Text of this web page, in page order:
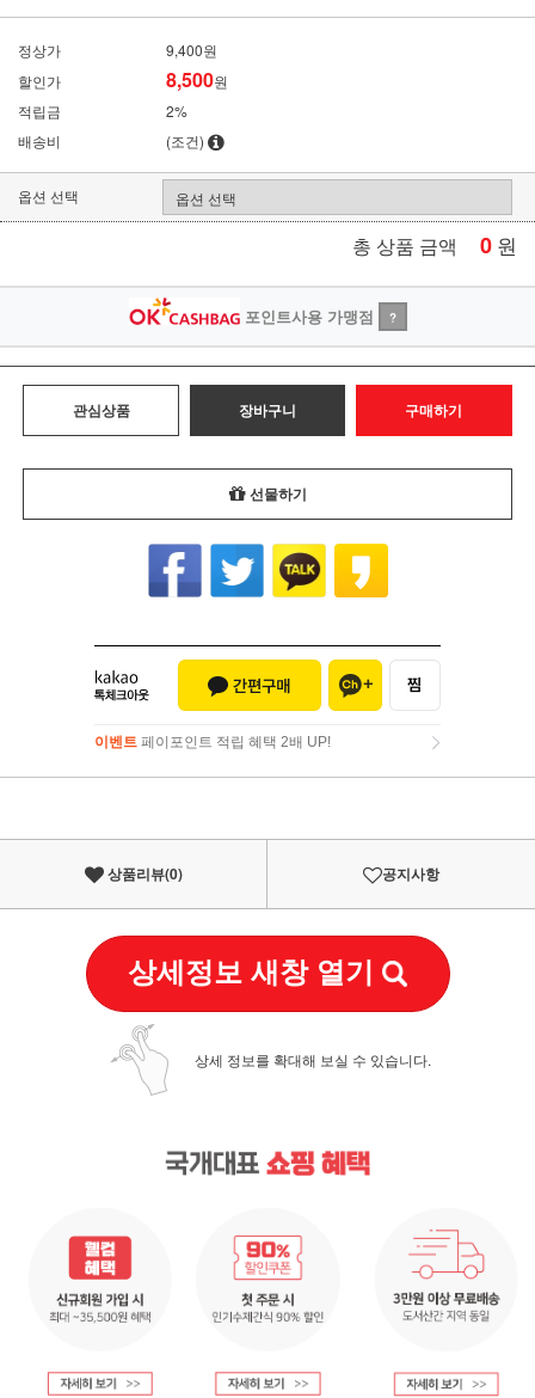
정상가
9,400원
할인가
8,500원
적립금
2%
배송비
(조건)
옵션 선택
총 상품 금액 0 원
포인트사용 가맹점 ?
관심상품 장바구니 구매하기
선물하기
이벤트 페이포인트 적립 혜택 2배 UP!
이벤트페이포인트 적립 혜택 2배 UP!
상품리뷰(0) 공지사항
상세정보 새창 열기
상세 정보를 확대해 보실 수 있습니다.